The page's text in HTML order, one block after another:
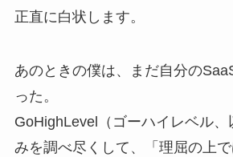
正直に白状します。
あのときの僕は、まだ自分の
った。
GoHighLevel（ゴーハイレベル、
みを調べ尽くして、「理屈の上